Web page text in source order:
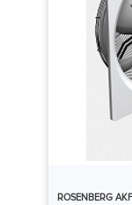
ROSENBERG